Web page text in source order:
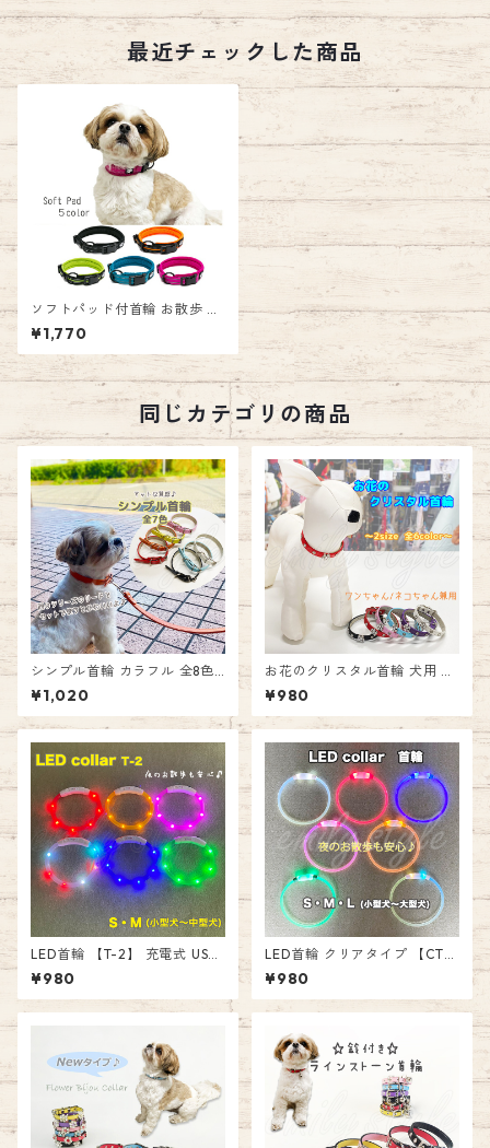
最近チェックした商品
ソフトパッド付首輪 お散歩 反
射 ソフトパッド 首輪 TRUELO
VE メッシュ おしゃれ 犬 ペッ
ト 痛くない 柔らかい 女の子
男の子 愛犬 ブラック オレンジ
ネオングリーン グリーン ブル
ー パープル ピンク エミリース
タイル emilystyle
¥1,770
同じカテゴリの商品
シンプル首輪 カラフル 全8色
おしゃれ 犬 猫 お散歩 合皮 レ
ザー風 マット 無地 ペット 女
の子 男の子 スタンダード首輪
スタイル emilystyle
¥1,020
お花のクリスタル首輪 犬用 猫
用 ペット 犬猫兼用 ストーン
クリスタル お花 首輪 ラインス
トーン ビジュー フェイクレザ
ッグ キャット エミリースタイ
ル emilystyle
¥980
LED首輪 【T-2】 充電式 USB
夜間 お散歩 犬 猫 LED 安心 安
全 簡単 事故防止 首輪 LEDカ
ラー 光る首輪 小型犬 ～ 大型
¥980
LED首輪 クリアタイプ 【CT-
1】 軽量 細い 充電式 USB 夜間
お散歩 犬 猫 LED 安心 安全 簡
単 事故防止 首輪 LEDカラー
ilystyle エミリースタイル
¥980